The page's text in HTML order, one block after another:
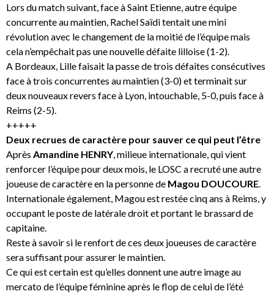
Lors du match suivant, face à Saint Etienne, autre équipe
concurrente au maintien, Rachel Saïdi tentait une mini
révolution avec le changement de la moitié de l’équipe mais
cela n’empêchait pas une nouvelle défaite lilloise (1-2).
A Bordeaux, Lille faisait la passe de trois défaites consécutives
face à trois concurrentes au maintien (3-0) et terminait sur
deux nouveaux revers face à Lyon, intouchable, 5-0, puis face à
Reims (2-5).
+++++
Deux recrues de caractère pour sauver ce qui peut l’être
Après Amandine HENRY , milieue internationale, qui vient
renforcer l’équipe pour deux mois, le LOSC a recruté une autre
joueuse de caractère en la personne de Magou DOUCOURE
Internationale également, Magou est restée cinq ans à Reims, y
occupant le poste de latérale droit et portant le brassard de
capitaine.
Reste à savoir si le renfort de ces deux joueuses de caractère
sera suffisant pour assurer le maintien.
Ce qui est certain est qu’elles donnent une autre image au
mercato de l’équipe féminine après le flop de celui de l’été